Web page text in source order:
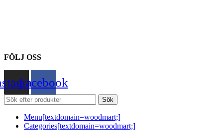
FÖLJ OSS
Facebook
Sök
Menu[textdomain=woodmart;]
Categories[textdomain=woodmart;]